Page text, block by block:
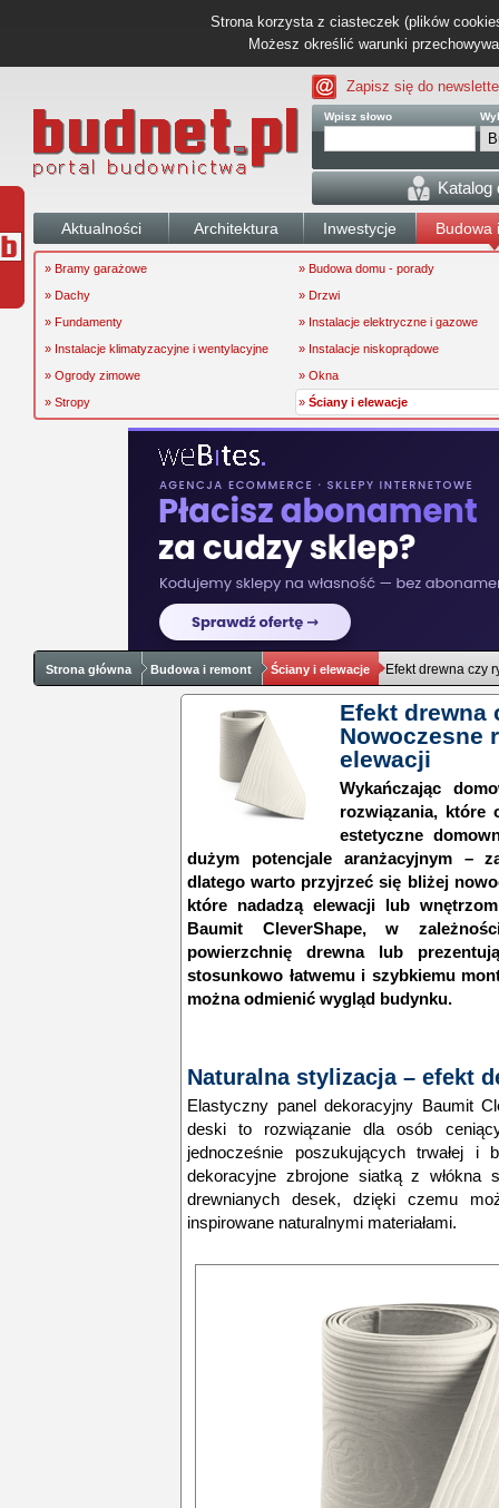
Strona korzysta z ciasteczek (plików
Możesz określić warunki
Zapisz się do
Wpisz słowo
Katalog
Aktualności Architektura Inwestycje Budowa
» Bramy garażowe
» Budowa domu - porady
» Dachy
» Drzwi
» Fundamenty
» Instalacje elektryczne i gazowe
» Instalacje klimatyzacyjne i wentylacyjne
» Instalacje niskoprądowe
» Ogrody zimowe
» Okna
» Stropy
» Ściany i elewacje
Strona główna Budowa i remont Ściany i elewacje Efekt drewna czy
Efekt drewna
Nowoczesne
elewacji
Wykańczając
rozwiązania, które
estetyczne
dużym potencjale aranżacyjnym –
dlatego warto przyjrzeć się bliżej
które nadadzą elewacji lub
Baumit CleverShape, w
powierzchnię drewna lub
stosunkowo łatwemu i szybkiemu
można odmienić wygląd budynku.
Naturalna stylizacja – efekt
Elastyczny panel dekoracyjny Baumit
deski to rozwiązanie dla osób
jednocześnie poszukujących trwałej i
dekoracyjne zbrojone siatką z włókna
drewnianych desek, dzięki czemu
inspirowane naturalnymi materiałami.